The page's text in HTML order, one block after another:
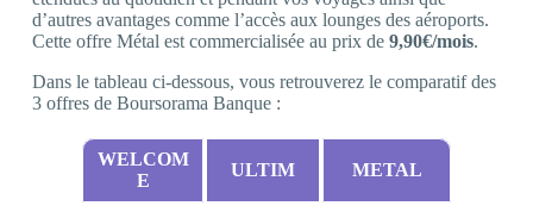
d’autres avantages comme l’accès aux lounges des aéroports.
Cette offre Métal est commercialisée au prix de 9,90€/mois.
Dans le tableau ci-dessous, vous retrouverez le comparatif des
3 offres de Boursorama Banque :
WELCOM
E
ULTIM METAL